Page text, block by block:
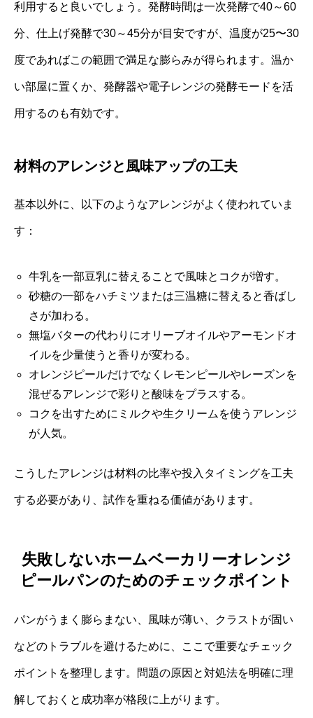
利用すると良いでしょう。発酵時間は一次発酵で40～60
分、仕上げ発酵で30～45分が目安ですが、温度が25〜30
度であればこの範囲で満足な膨らみが得られます。温か
い部屋に置くか、発酵器や電子レンジの発酵モードを活
用するのも有効です。
材料のアレンジと風味アップの工夫
基本以外に、以下のようなアレンジがよく使われていま
す：
牛乳を一部豆乳に替えることで風味とコクが増す。
砂糖の一部をハチミツまたは三温糖に替えると香ばし
さが加わる。
無塩バターの代わりにオリーブオイルやアーモンドオ
イルを少量使うと香りが変わる。
オレンジピールだけでなくレモンピールやレーズンを
混ぜるアレンジで彩りと酸味をプラスする。
コクを出すためにミルクや生クリームを使うアレンジ
が人気。
こうしたアレンジは材料の比率や投入タイミングを工夫
する必要があり、試作を重ねる価値があります。
失敗しないホームベーカリーオレンジ
ピールパンのためのチェックポイント
パンがうまく膨らまない、風味が薄い、クラストが固い
などのトラブルを避けるために、ここで重要なチェック
ポイントを整理します。問題の原因と対処法を明確に理
解しておくと成功率が格段に上がります。